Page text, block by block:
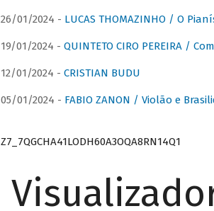
26/01/2024 - LUCAS THOMAZINHO / O
19/01/2024 - QUINTETO CIRO PEREIRA /
12/01/2024 - CRISTIAN BUDU
05/01/2024 - FABIO ZANON / Violão e
Z7_7QGCHA41LODH60A3OQA8RN14Q1